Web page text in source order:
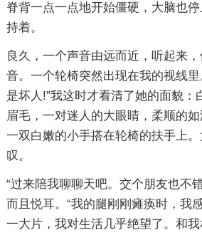
脊背一点一点地开始僵硬，大脑也
持着。
良久，一个声音由远而近，听起来
音。一个轮椅突然出现在我的视线
是坏人!”我这时才看清了她的面貌：
眉毛，一对迷人的大眼睛，柔顺的如
一双白嫩的小手搭在轮椅的扶手上
叹。
“过来陪我聊聊天吧。交个朋友也不
而且悦耳。“我的腿刚刚瘫痪时，我
一大片，我对生活几乎绝望了。和